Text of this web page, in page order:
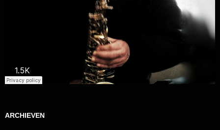
ARCHIEVEN